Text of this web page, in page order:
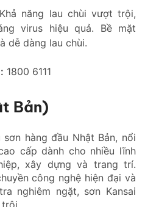
Khả năng lau chùi vượt trội,
virus hiệu quả. Bề mặt
dễ dàng lau chùi.
1800 6111
Bản)
hàng đầu Nhật Bản, nổi
cấp dành cho nhiều lĩnh
xây dựng và trang trí.
công nghệ hiện đại và
nghiêm ngặt, sơn Kansai